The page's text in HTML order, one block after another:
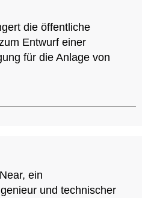
die öffentliche
Entwurf einer
für die Anlage von
ein
und technischer